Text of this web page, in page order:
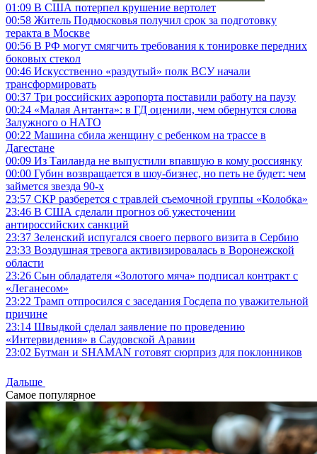
01:09 В США потерпел крушение вертолет
00:58 Житель Подмосковья получил срок за подготовку
теракта в Москве
00:56 В РФ могут смягчить требования к тонировке передних
боковых стекол
00:46 Искусственно «раздутый» полк ВСУ начали
трансформировать
00:37 Три российских аэропорта поставили работу на паузу
00:24 «Малая Антанта»: в ГД оценили, чем обернутся слова
Залужного о НАТО
00:22 Машина сбила женщину с ребенком на трассе в
Дагестане
00:09 Из Таиланда не выпустили впавшую в кому россиянку
00:00 Губин возвращается в шоу-бизнес, но петь не будет: чем
займется звезда 90-х
23:57 СКР разберется с травлей съемочной группы «Колобка»
23:46 В США сделали прогноз об ужесточении
антироссийских санкций
23:37 Зеленский испугался своего первого визита в Сербию
23:33 Воздушная тревога активизировалась в Воронежской
области
23:26 Сын обладателя «Золотого мяча» подписал контракт с
«Леганесом»
23:22 Трамп отпросился с заседания Госдепа по уважительной
причине
23:14 Швыдкой сделал заявление по проведению
«Интервидения» в Саудовской Аравии
23:02 Бутман и SHAMAN готовят сюрприз для поклонников
Дальше
Самое популярное